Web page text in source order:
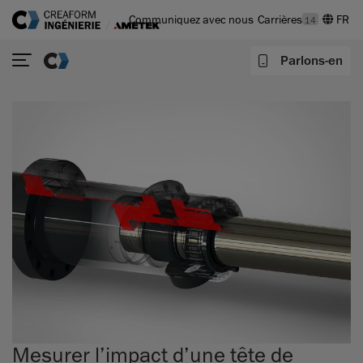
Communiquez avec nous Carrières 14
Parlons-en
Mesurer l’impact d’une tête de